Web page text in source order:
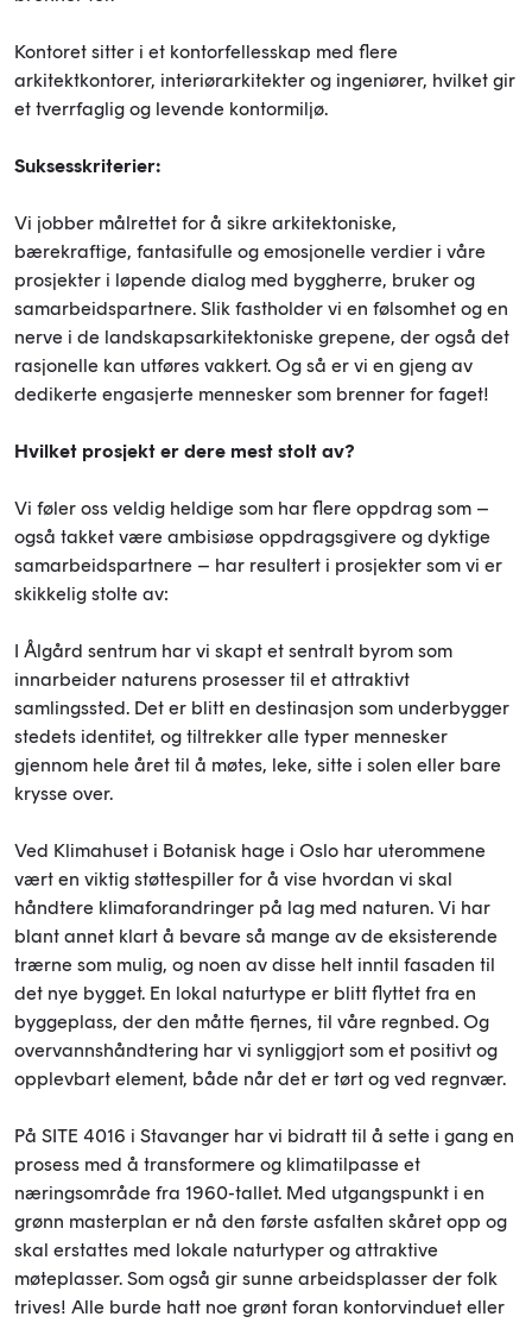
Kontoret sitter i et kontorfellesskap med flere
arkitektkontorer, interiørarkitekter og ingeniører, hvilket gir
et tverrfaglig og levende kontormiljø.
Suksesskriterier:
Vi jobber målrettet for å sikre arkitektoniske,
bærekraftige, fantasifulle og emosjonelle verdier i våre
prosjekter i løpende dialog med byggherre, bruker og
samarbeidspartnere. Slik fastholder vi en følsomhet og en
nerve i de landskapsarkitektoniske grepene, der også det
rasjonelle kan utføres vakkert. Og så er vi en gjeng av
dedikerte engasjerte mennesker som brenner for faget!
Hvilket prosjekt er dere mest stolt av?
Vi føler oss veldig heldige som har flere oppdrag som –
også takket være ambisiøse oppdragsgivere og dyktige
samarbeidspartnere – har resultert i prosjekter som vi er
skikkelig stolte av:
I Ålgård sentrum har vi skapt et sentralt byrom som
innarbeider naturens prosesser til et attraktivt
samlingssted. Det er blitt en destinasjon som underbygger
stedets identitet, og tiltrekker alle typer mennesker
gjennom hele året til å møtes, leke, sitte i solen eller bare
krysse over.
Ved Klimahuset i Botanisk hage i Oslo har uterommene
vært en viktig støttespiller for å vise hvordan vi skal
håndtere klimaforandringer på lag med naturen. Vi har
blant annet klart å bevare så mange av de eksisterende
trærne som mulig, og noen av disse helt inntil fasaden til
det nye bygget. En lokal naturtype er blitt flyttet fra en
byggeplass, der den måtte fjernes, til våre regnbed. Og
overvannshåndtering har vi synliggjort som et positivt og
opplevbart element, både når det er tørt og ved regnvær.
På SITE 4016 i Stavanger har vi bidratt til å sette i gang en
prosess med å transformere og klimatilpasse et
næringsområde fra 1960-tallet. Med utgangspunkt i en
grønn masterplan er nå den første asfalten skåret opp og
skal erstattes med lokale naturtyper og attraktive
møteplasser. Som også gir sunne arbeidsplasser der folk
trives! Alle burde hatt noe grønt foran kontorvinduet eller